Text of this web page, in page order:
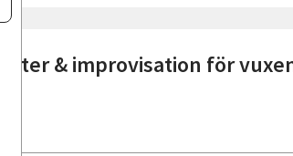
Teater & improvisation för